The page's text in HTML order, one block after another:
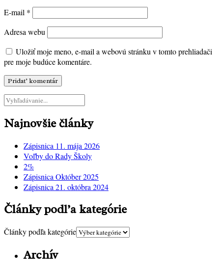
E-mail *
Adresa webu
Uložiť moje meno, e-mail a webovú stránku v tomto prehliadači
pre moje budúce komentáre.
Najnovšie články
Zápisnica 11. mája 2026
Voľby do Rady Školy
2%
Zápisnica Október 2025
Zápisnica 21. októbra 2024
Články podľa kategórie
Články podľa kategórie
Archív